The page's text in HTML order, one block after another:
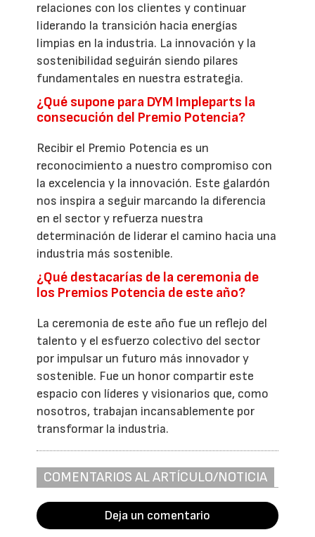
relaciones con los clientes y continuar
liderando la transición hacia energías
limpias en la industria. La innovación y la
sostenibilidad seguirán siendo pilares
fundamentales en nuestra estrategia.
¿Qué supone para DYM Impleparts la
consecución del Premio Potencia?
Recibir el Premio Potencia es un
reconocimiento a nuestro compromiso con
la excelencia y la innovación. Este galardón
nos inspira a seguir marcando la diferencia
en el sector y refuerza nuestra
determinación de liderar el camino hacia una
industria más sostenible.
¿Qué destacarías de la ceremonia de
los Premios Potencia de este año?
La ceremonia de este año fue un reflejo del
talento y el esfuerzo colectivo del sector
por impulsar un futuro más innovador y
sostenible. Fue un honor compartir este
espacio con líderes y visionarios que, como
nosotros, trabajan incansablemente por
transformar la industria.
COMENTARIOS AL ARTÍCULO/NOTICIA
Deja un comentario